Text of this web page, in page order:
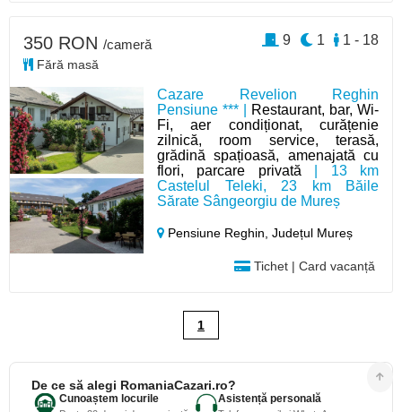
Cazare Revelion Reghin
Pensiune *** |
Restaurant, bar, Wi-
Fi, aer condiționat, curățenie
zilnică, room service, terasă,
grădină spațioasă, amenajată cu
flori, parcare privată | 13 km
Castelul Teleki, 23 km Băile
Sărate Sângeorgiu de Mureș
Pensiune Reghin,Județul Mureș
Tichet | Card vacanță
350 RON /cameră
Fără masă
1 - 18
1
9
1
De ce să alegi RomaniaCazari.ro?
Cunoaștem locurile Asistență personală